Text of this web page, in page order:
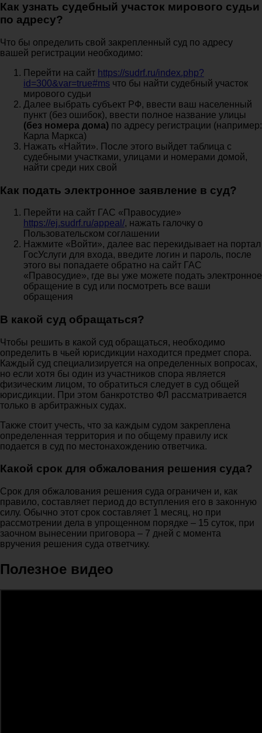
Как узнать судебный участок мирового судьи
по адресу?
Что бы определить свой закрепленный суд по адресу
вашей регистрации необходимо:
Перейти на сайт https://sudrf.ru/index.php?
id=300&var=true#ms что бы найти судебный участок
мирового судьи
Далее выбрать субъект РФ, ввести ваш населенный
пункт (без ошибок), ввести полное название улицы
(без номера дома) по адресу регистрации (например:
Карла Маркса)
Нажать «Найти». После этого выйдет таблица с
судебными участками, улицами и номерами домой,
найти среди них свой
Как подать электронное заявление в суд?
Перейти на сайт ГАС «Правосудие»
https://ej.sudrf.ru/appeal/, нажать галочку о
Пользовательском соглашении
Нажмите «Войти», далее вас перекидывает на портал
ГосУслуги для входа, введите логин и пароль, после
этого вы попадаете обратно на сайт ГАС
«Правосудие», где вы уже можете подать электронное
обращение в суд или посмотреть все ваши
обращения
В какой суд обращаться?
Чтобы решить в какой суд обращаться, необходимо
определить в чьей юрисдикции находится предмет спора.
Каждый суд специализируется на определенных вопросах,
но если хотя бы один из участников спора является
физическим лицом, то обратиться следует в суд общей
юрисдикции. При этом банкротство ФЛ рассматривается
только в арбитражных судах.
Также стоит учесть, что за каждым судом закреплена
определенная территория и по общему правилу иск
подается в суд по местонахождению ответчика.
Какой срок для обжалования решения суда?
Срок для обжалования решения суда ограничен и, как
правило, составляет период до вступления его в законную
силу. Обычно этот срок составляет 1 месяц, но при
рассмотрении дела в упрощенном порядке – 15 суток, при
заочном вынесении приговора – 7 дней с момента
вручения решения суда ответчику.
Полезное видео